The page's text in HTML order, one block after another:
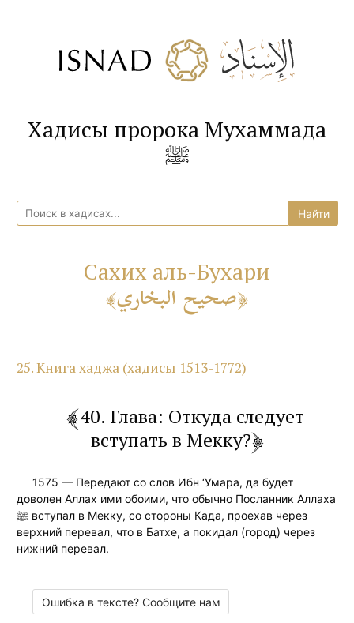
Хадисы пророка Мухаммада
ﷺ
Сахих аль-Бухари
صحيح البخاري
25. Книга хаджа (хадисы 1513-1772)
40. Глава: Откуда следует
вступать в Мекку?
1575 — Передают со слов Ибн ‘Умара, да будет
доволен Аллах ими обоими, что обычно Посланник Аллаха
ﷺ вступал в Мекку, со стороны Када, проехав через
верхний перевал, что в Батхе, а покидал (город) через
нижний перевал.
Ошибка в тексте? Сообщите нам